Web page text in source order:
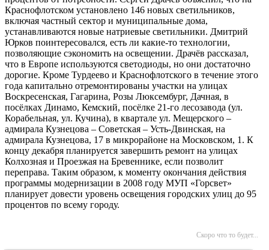
Краснофлотском установлено 146 новых светильников,
включая частный сектор и муниципальные дома,
устанавливаются новые натриевые светильники. Дмитрий
Юрков поинтересовался, есть ли какие-то технологии,
позволяющие сэкономить на освещении. Драчёв рассказал,
что в Европе используются светодиоды, но они достаточно
дорогие. Кроме Турдеево и Краснофлотского в течение этого
года капитально отремонтированы участки на улицах
Воскресенская, Гагарина, Розы Люксембург, Дачная, в
посёлках Динамо, Кемский, посёлке 21-го лесозавода (ул.
Корабельная, ул. Кучина), в квартале ул. Мещерского –
адмирала Кузнецова – Советская – Усть-Двинская, на
адмирала Кузнецова, 17 в микрорайоне на Московском, 1. К
концу декабря планируется завершить ремонт на улицах
Колхозная и Проезжая на Бревеннике, если позволит
переправа. Таким образом, к моменту окончания действия
программы модернизации в 2008 году МУП «Горсвет»
планирует довести уровень освещения городских улиц до 95
процентов по всему городу.
Скоро что то будет...